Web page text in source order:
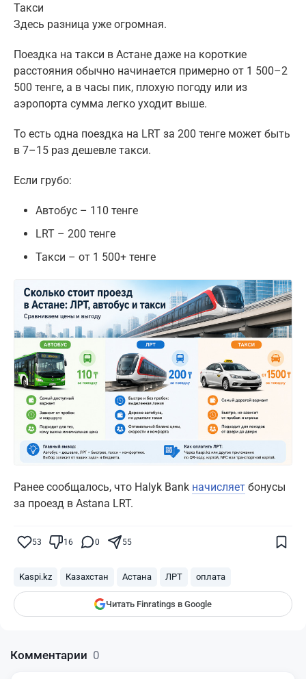
Такси
Здесь разница уже огромная.
Поездка на такси в Астане даже на короткие
расстояния обычно начинается примерно от 1 500–2
500 тенге, а в часы пик, плохую погоду или из
аэропорта сумма легко уходит выше.
То есть одна поездка на LRT за 200 тенге может быть
в 7–15 раз дешевле такси.
Если грубо:
Автобус – 110 тенге
LRT – 200 тенге
Такси – от 1 500+ тенге
Ранее сообщалось, что Halyk Bank начисляет бонусы
за проезд в Astana LRT.
53 16 0 55
Kaspi.kz Казахстан Астана ЛРТ оплата
Читать Finratings в Google
показываться вам
Комментарии 0